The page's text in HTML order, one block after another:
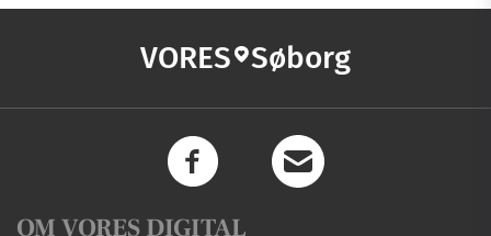
VORES Søborg
OM VORES DIGITAL